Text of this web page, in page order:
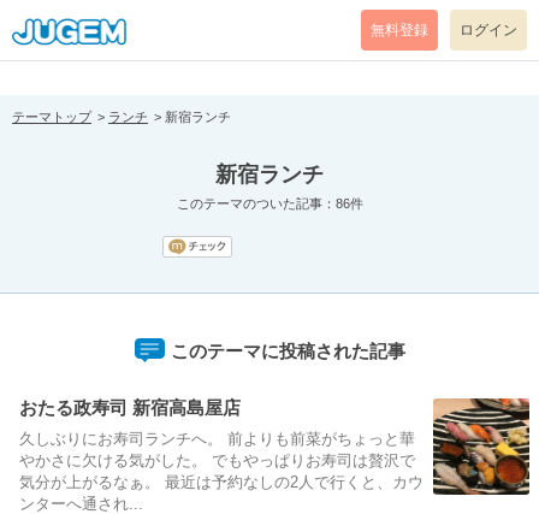
[pear_error: message="Success" code=0 mode=return level=notice
prefix="" info=""]
無料登録 ログイン
テーマトップ ランチ 新宿ランチ
新宿ランチ
このテーマのついた記事：86件
このテーマに投稿された記事
おたる政寿司 新宿高島屋店
久しぶりにお寿司ランチへ。 前よりも前菜がちょっと華
やかさに欠ける気がした。 でもやっぱりお寿司は贅沢で
気分が上がるなぁ。 最近は予約なしの2人で行くと、カウ
ンターへ通され...